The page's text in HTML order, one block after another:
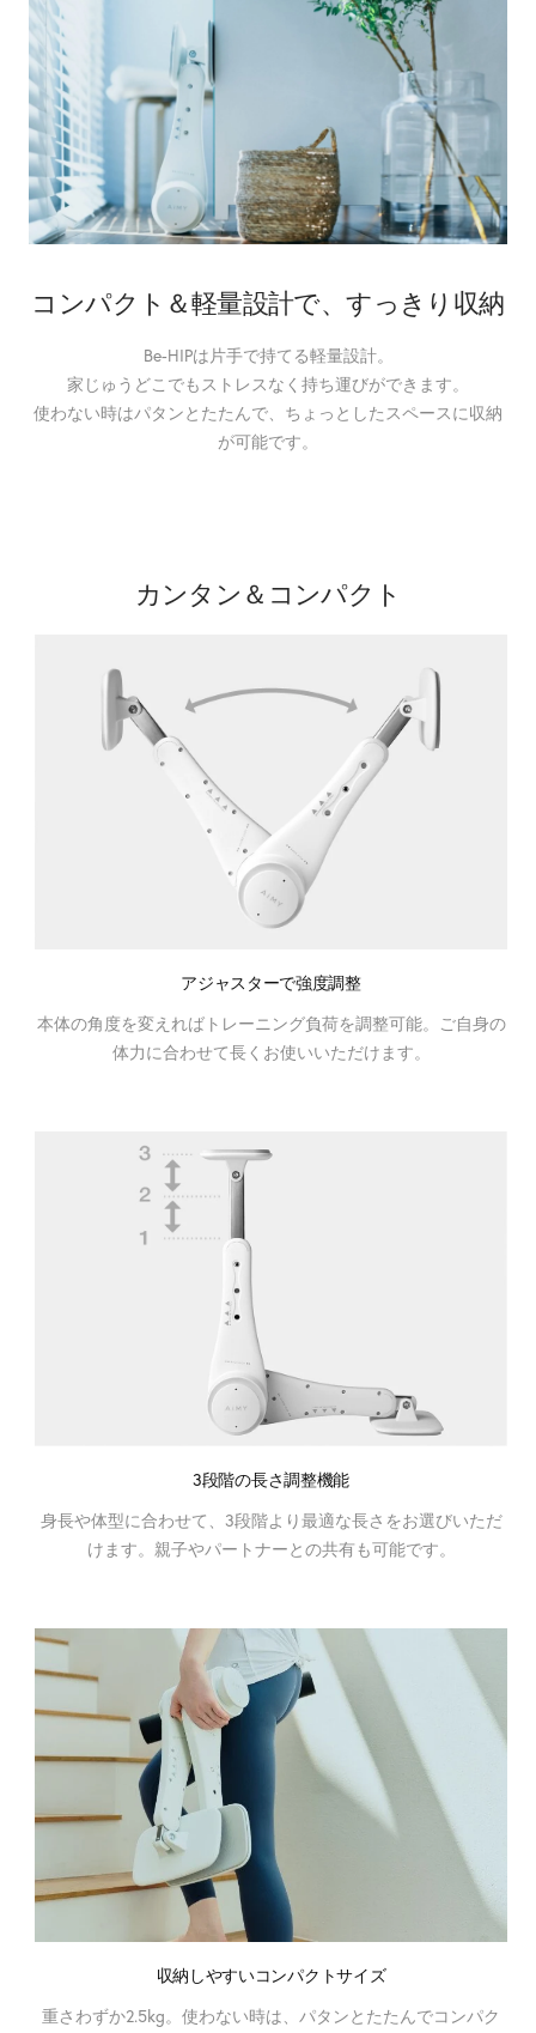
コンパクト＆軽量設計で、すっきり収納
Be-HIPは片手で持てる軽量設計。
家じゅうどこでもストレスなく持ち運びができます。
使わない時はパタンとたたんで、ちょっとしたスペースに収納
が可能です。
カンタン＆コンパクト
アジャスターで強度調整
本体の角度を変えればトレーニング負荷を調整可能。ご自身の
体力に合わせて長くお使いいただけます。
3段階の長さ調整機能
身長や体型に合わせて、3段階より最適な長さをお選びいただ
けます。親子やパートナーとの共有も可能です。
収納しやすいコンパクトサイズ
重さわずか2.5kg。使わない時は、パタンとたたんでコンパク